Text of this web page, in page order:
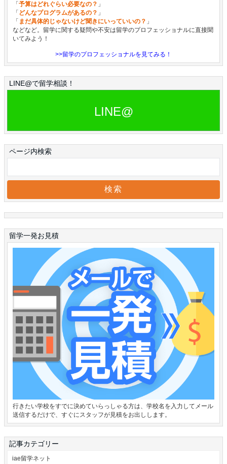
「 予算はどれぐらい必要なの？ 」
「 どんなプログラムがあるの？ 」
「 まだ具体的じゃないけど聞きにいっていいの？ 」
などなど。留学に関する疑問や不安は留学のプロフェッショナルに直接聞
いてみよう！
>>留学のプロフェッショナルを見てみる！
LINE@で留学相談！
LINE@
ページ内検索
留学一発お見積
行きたい学校をすでに決めていらっしゃる方は、学校名を入力してメール
送信するだけで、すぐにスタッフが見積をお出しします。
記事カテゴリー
iae留学ネット